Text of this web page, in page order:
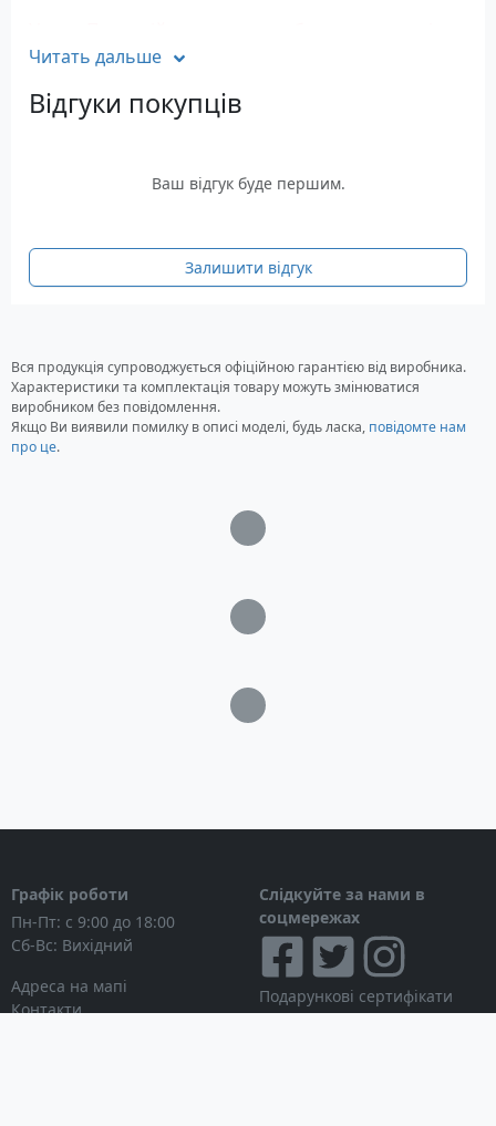
зарядного пристрою.
Читать дальше
Відгуки покупців
Ваш відгук буде першим.
Залишити відгук
Вся продукція супроводжується офіційною гарантією від виробника.
Характеристики та комплектація товару можуть змінюватися
виробником без повідомлення.
Якщо Ви виявили помилку в описі моделі, будь ласка, повідомте нам
про це.
Загрузка...
Загрузка...
Загрузка...
Графік роботи
Пн-Пт: с 9:00 до 18:00
Сб-Вс: Вихідний
Адреса на мапі
Контакти
Слідкуйте за нами в
соцмережах
Подарункові сертифікати
Дисконтні картки